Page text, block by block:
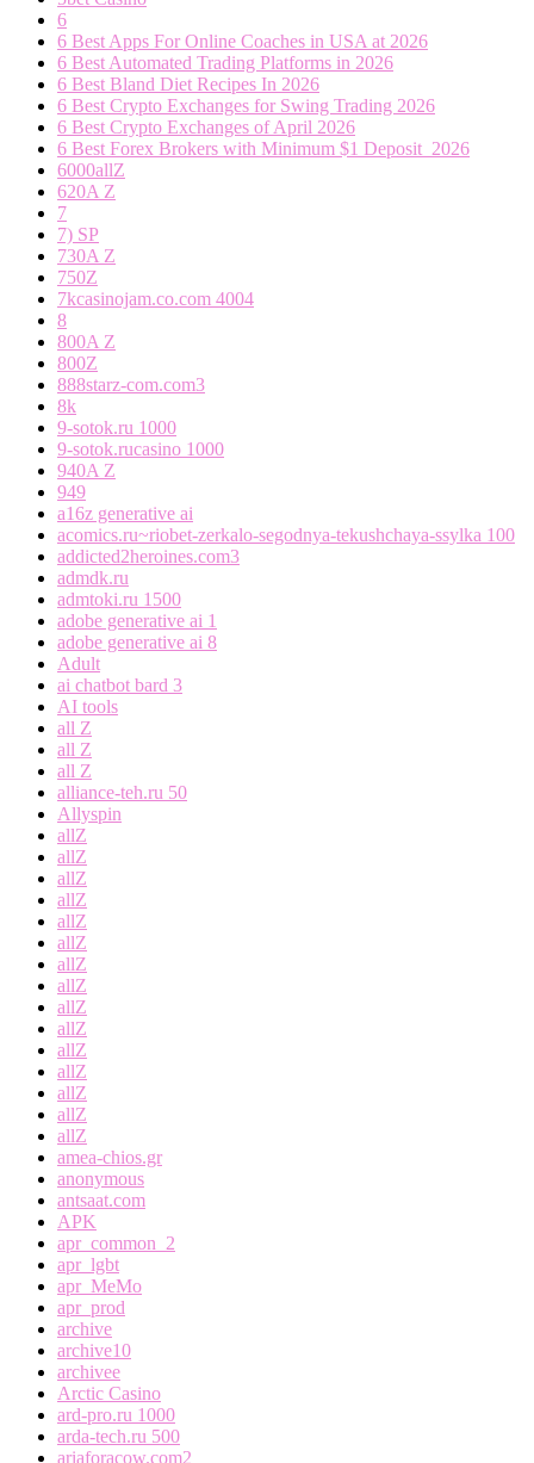
6
6 Best Apps For Online Coaches in USA at 2026
6 Best Automated Trading Platforms in 2026
6 Best Bland Diet Recipes In 2026
6 Best Crypto Exchanges for Swing Trading 2026
6 Best Crypto Exchanges of April 2026
6 Best Forex Brokers with Minimum $1 Deposit ️ 2026
6000allZ
620A Z
7
7) SP
730A Z
750Z
7kcasinojam.co.com 4004
8
800A Z
800Z
888starz-com.com3
8k
9-sotok.ru 1000
9-sotok.rucasino 1000
940A Z
949
a16z generative ai
acomics.ru~riobet-zerkalo-segodnya-tekushchaya-ssylka 100
addicted2heroines.com3
admdk.ru
admtoki.ru 1500
adobe generative ai 1
adobe generative ai 8
Adult
ai chatbot bard 3
AI tools
all Z
all Z
all Z
alliance-teh.ru 50
Allyspin
allZ
allZ
allZ
allZ
allZ
allZ
allZ
allZ
allZ
allZ
allZ
allZ
allZ
allZ
allZ
amea-chios.gr
anonymous
antsaat.com
APK
apr_common_2
apr_lgbt
apr_MeMo
apr_prod
archive
archive10
archivee
Arctic Casino
ard-pro.ru 1000
arda-tech.ru 500
ariaforacow.com2